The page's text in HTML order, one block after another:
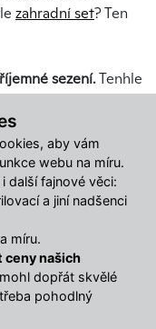
aby vám
webu na míru.
další fajnové věci:
a jiní nadšenci
míru.
ceny našich
dopřát skvělé
pohodlný
zahradní set? Ten
sezení.Tenhle
ho chrání před
skála.Ale nebojte,
zima? Židle
s ním třeba do
Blacktex.Stůl je
na kterém
grilovačce.